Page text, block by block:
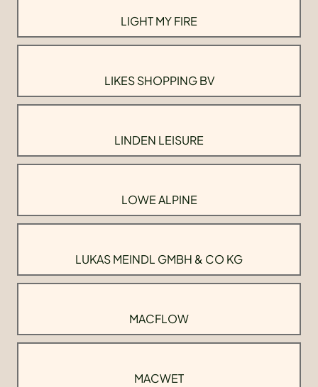
LIGHT MY FIRE
LIKES SHOPPING BV
LINDEN LEISURE
LOWE ALPINE
LUKAS MEINDL GMBH & CO KG
MACFLOW
MACWET